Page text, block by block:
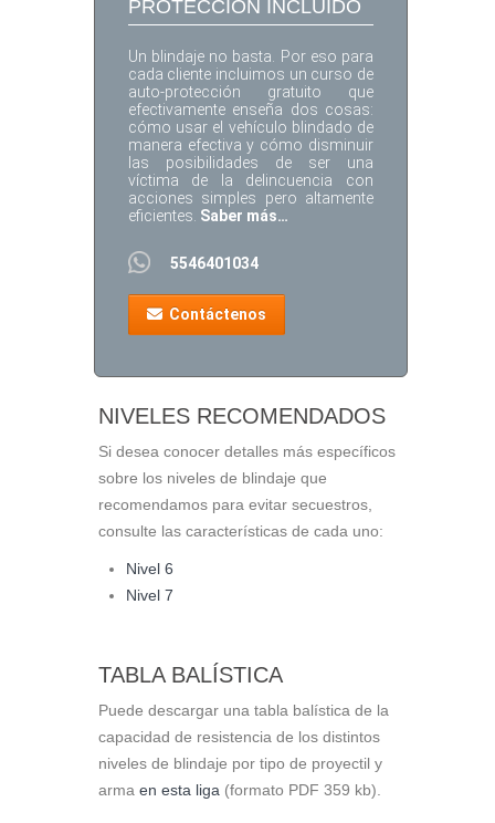
PROTECCIÓN INCLUIDO
Un blindaje no basta. Por eso para
cada cliente incluimos un curso de
auto-protección gratuito que
efectivamente enseña dos cosas:
cómo usar el vehículo blindado de
manera efectiva y cómo disminuir
las posibilidades de ser una
víctima de la delincuencia con
acciones simples pero altamente
eficientes. Saber más…
5546401034
Contáctenos
NIVELES RECOMENDADOS
Si desea conocer detalles más específicos
sobre los niveles de blindaje que
recomendamos para evitar secuestros,
consulte las características de cada uno:
Nivel 6
Nivel 7
TABLA BALÍSTICA
Puede descargar una tabla balística de la
capacidad de resistencia de los distintos
niveles de blindaje por tipo de proyectil y
arma en esta liga (formato PDF 359 kb).